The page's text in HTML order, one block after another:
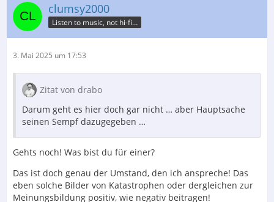
clumsy2000
Listen to music, not hi-fi…
3. Mai 2025 um 17:53
Zitat von drabo
Darum geht es hier doch gar nicht … aber Hauptsache
seinen Sempf dazugegeben …
Gehts noch! Was bist du für einer?
Das ist doch genau der Umstand, den ich anspreche! Das
eben solche Bilder von Katastrophen oder dergleichen zur
Meinungsbildung positiv, wie negativ beitragen!